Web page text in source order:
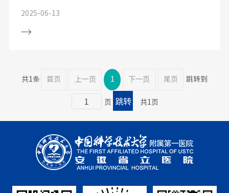
2025-06-13
共1条 首页 上一页 1 下一页 尾页 跳转到
页 共1页